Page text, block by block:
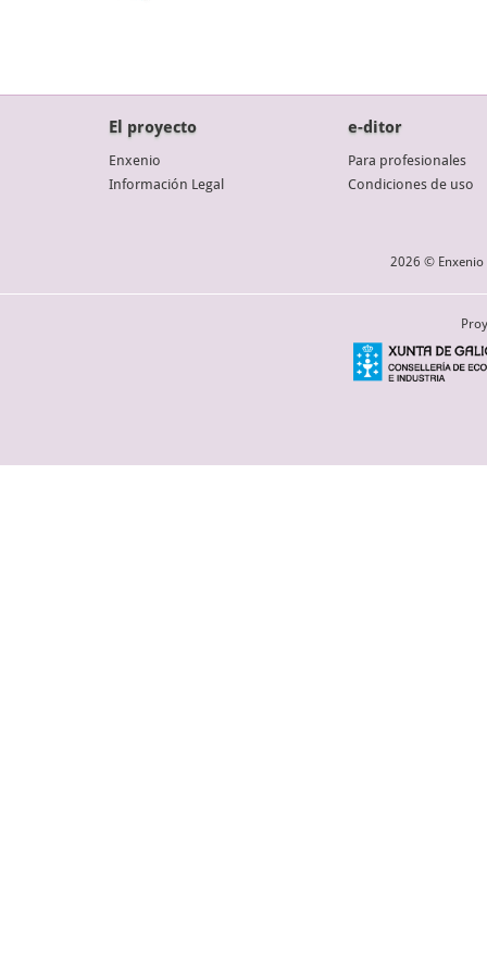
El proyecto
Enxenio
Información Legal
e-ditor
Para profesionales
Condiciones de uso
2026 © Enxenio